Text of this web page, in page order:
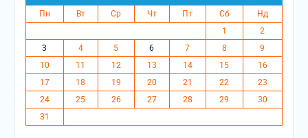
Пн Вт Ср Чт Пт Сб
Нд
1
2
3
4 5 6 7 8
9
10
11 12 13 14 15
16
17
18 19 20 21 22
23
24
25 26 27 28 29
30
31